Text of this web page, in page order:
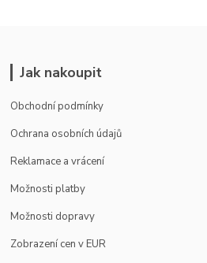
Jak nakoupit
Obchodní podmínky
Ochrana osobních údajů
Reklamace a vrácení
Možnosti platby
Možnosti dopravy
Zobrazení cen v EUR